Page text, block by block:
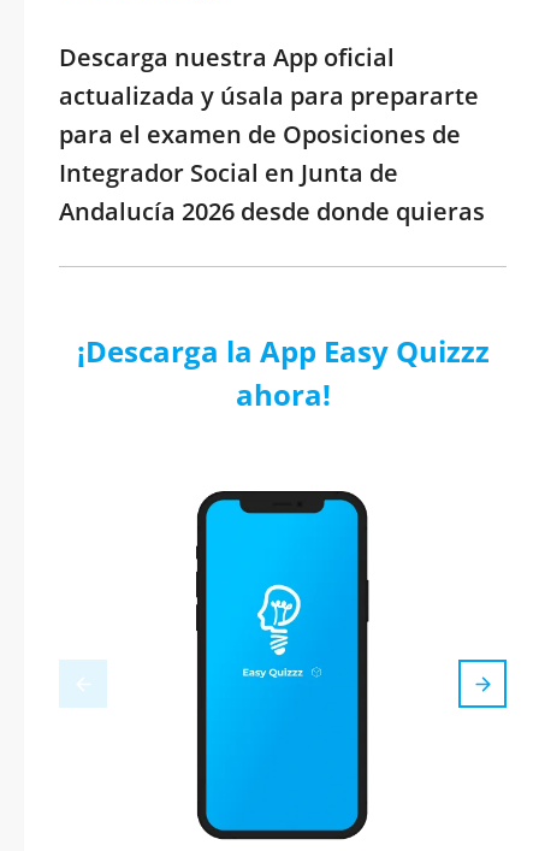
Descarga nuestra App oficial
actualizada y úsala para prepararte
para el examen de Oposiciones de
Integrador Social en Junta de
Andalucía 2026 desde donde quieras
¡Descarga la App Easy Quizzz
ahora!